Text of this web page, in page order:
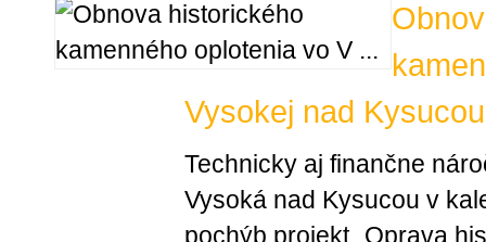
Vysokej nad Kysucou
Technicky aj finančne
Vysoká nad Kysucou v
pochýb projekt „Oprava